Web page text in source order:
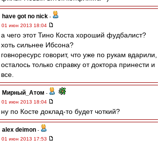
have got no nick -
01 июн 2013 18:04
а чего этот Тино Коста хороший фудбалист?
хоть сильнее Ибсона?
говноресурс говорит, что уже по рукам вдарили,
осталось только справку от доктора принести и
все.
Мирный_Атом -
01 июн 2013 18:04
ну по Косте доклад-то будет чоткий?
alex deimon -
01 июн 2013 17:53